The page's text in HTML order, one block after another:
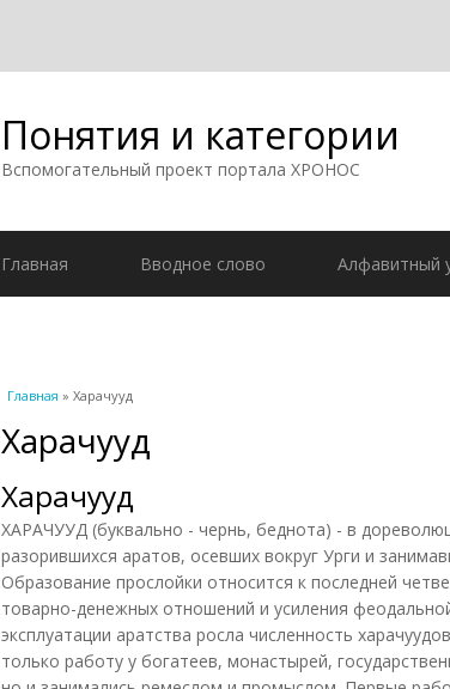
Понятия и категории
Вспомогательный проект портала ХРОНОС
Главная Вводное слово Алфавитный
Вы здесь
Главная » Харачууд
Харачууд
Харачууд
ХАРАЧУУД (буквально - чернь, беднота) - в
разорившихся аратов, осевших вокруг Урги и
Образование прослойки относится к последней
товарно-денежных отношений и усиления
эксплуатации аратства росла численность
только работу у богатеев, монастырей,